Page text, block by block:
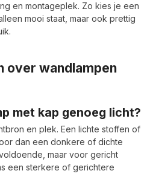
en montageplek. Zo kies je een
mooi staat, maar ook prettig
over wandlampen
met kap genoeg licht?
en plek. Een lichte stoffen of
dan een donkere of dichte
maar voor gericht
een sterkere of gerichtere